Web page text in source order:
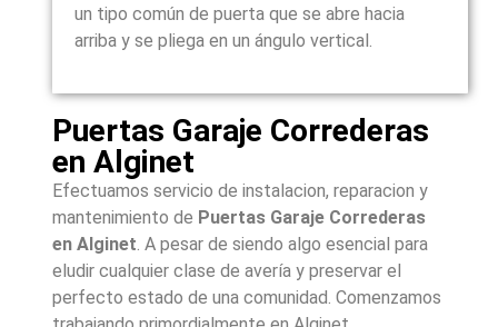
un tipo común de puerta que se abre hacia
arriba y se pliega en un ángulo vertical.
Puertas Garaje Correderas
en Alginet
Efectuamos servicio de instalacion, reparacion y
mantenimiento de Puertas Garaje Correderas
en Alginet. A pesar de siendo algo esencial para
eludir cualquier clase de avería y preservar el
perfecto estado de una comunidad. Comenzamos